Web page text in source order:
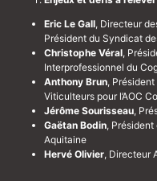
Eric Le Gall, Directeur
Président du Syndicat
Christophe Véral,
Interprofessionnel du
Anthony Brun, Président
Viticulteurs pour l’AOC
Jérôme Sourisseau,
Gaëtan Bodin,
Aquitaine
Hervé Olivier, Directeur